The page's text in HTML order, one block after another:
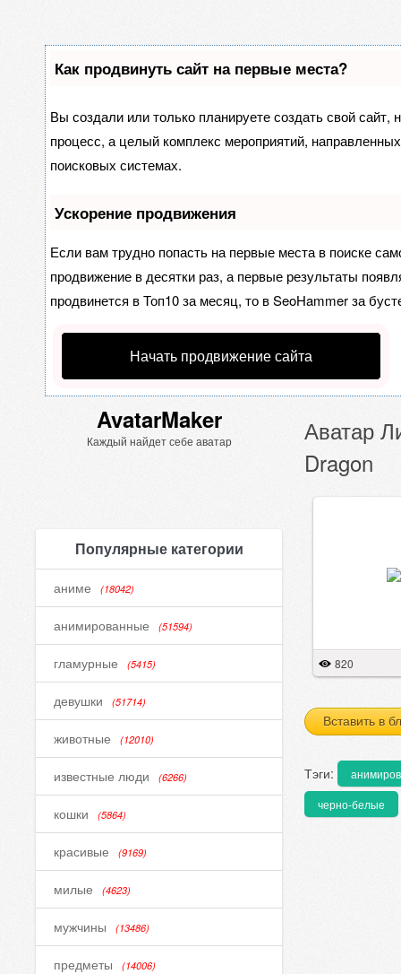
Как продвинуть сайт на первые места?
Вы создали или только планируете создать свой сайт,
процесс, а целый комплекс мероприятий,
поисковых системах.
Ускорение продвижения
Если вам трудно попасть на первые места в поиске
продвижение в десятки раз, а первые результаты
продвинется в Топ10 за месяц, то вSeoHammerза
Начать продвижение сайта
AvatarMaker
Каждый найдет себе аватар
Популярные категории
аниме (18042)
анимированные (51594)
гламурные (5415)
девушки (51714)
животные (12010)
известные люди (6266)
кошки (5864)
красивые (9169)
милые (4623)
мужчины (13486)
предметы (14006)
Аватар
Dragon
820
Вставить в
Тэги:
черно-белые